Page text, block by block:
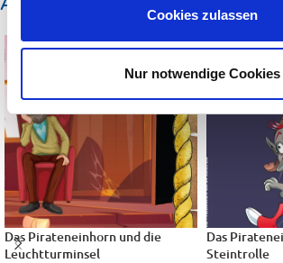
Cookies zulassen
Nur notwendige Cookies
Das Pirateneinhorn und die
Leuchtturminsel
Das
Steintrolle